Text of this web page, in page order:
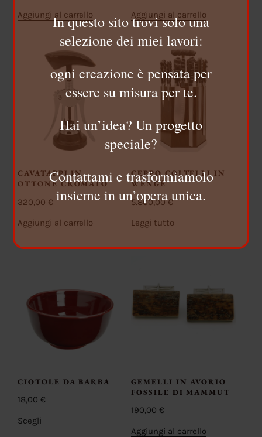
Aggiungi al carrello
Aggiungi al carrello
CAVATAPPI IN
OTTONE CROMATO
320,00 €
Aggiungi al carrello
CEPPO COLTELLI IN
WENGÈ
5.800,00€
Leggi tutto
CIOTOLE DA BARBA
18,00 €
Scegli
GEMELLI IN AVORIO
FOSSILE DI MAMMUT
190,00 €
Aggiungi al carrello
In questo sito trovi solo una
selezione dei miei lavori:
ogni creazione è pensata per
essere su misura per te.
Hai un’idea? Un progetto
speciale?
Contattami e trasformiamolo
insieme in un’opera unica.